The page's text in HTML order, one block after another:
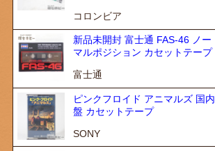
コロンビア
新品未開封 富士通 FAS-46 ノー
マルポジション カセットテープ
富士通
ピンクフロイド アニマルズ 国内
盤 カセットテープ
SONY